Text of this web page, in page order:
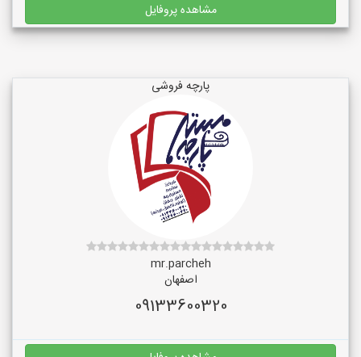
مشاهده پروفایل
پارچه فروشی
mr.parcheh
اصفهان
09133600320